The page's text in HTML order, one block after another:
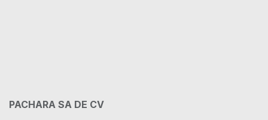
PACHARA SA DE CV